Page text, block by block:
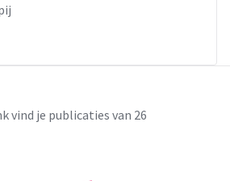
vind je publicaties van 26